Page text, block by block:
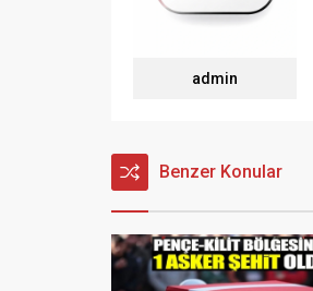
admin
Benzer Konular